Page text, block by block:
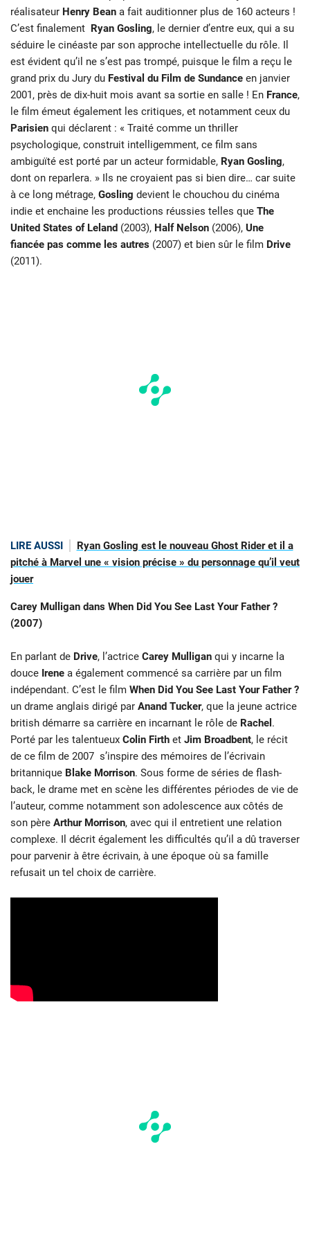
réalisateur Henry Bean a fait auditionner plus de 160 acteurs !
C’est finalement Ryan Gosling, le dernier d’entre eux, qui a su
séduire le cinéaste par son approche intellectuelle du rôle. Il
est évident qu’il ne s’est pas trompé, puisque le film a reçu le
grand prix du Jury du Festival du Film de Sundance en janvier
2001, près de dix-huit mois avant sa sortie en salle ! En France,
le film émeut également les critiques, et notamment ceux du
Parisien qui déclarent : « Traité comme un thriller
psychologique, construit intelligemment, ce film sans
ambiguïté est porté par un acteur formidable, Ryan Gosling,
dont on reparlera. » Ils ne croyaient pas si bien dire… car suite
à ce long métrage, Gosling devient le chouchou du cinéma
indie et enchaine les productions réussies telles que The
United States of Leland (2003), Half Nelson (2006), Une
fiancée pas comme les autres (2007) et bien sûr le film Drive
(2011).
LIRE AUSSI
Ryan Gosling est le nouveau Ghost Rider et il a
pitché à Marvel une « vision précise » du personnage qu’il veut
jouer
Carey Mulligan dans When Did You See Last Your Father ?
(2007)
En parlant de Drive, l’actrice Carey Mulligan qui y incarne la
douce Irene a également commencé sa carrière par un film
indépendant. C’est le film When Did You See Last Your Father ?
un drame anglais dirigé par Anand Tucker, que la jeune actrice
british démarre sa carrière en incarnant le rôle de Rachel .
Porté par les talentueux Colin Firth et Jim Broadbent, le récit
de ce film de 2007 s’inspire des mémoires de l’écrivain
britannique Blake Morrison. Sous forme de séries de flash-
back, le drame met en scène les différentes périodes de vie de
l’auteur, comme notamment son adolescence aux côtés de
son père Arthur Morrison, avec qui il entretient une relation
complexe. Il décrit également les difficultés qu’il a dû traverser
pour parvenir à être écrivain, à une époque où sa famille
refusait un tel choix de carrière.